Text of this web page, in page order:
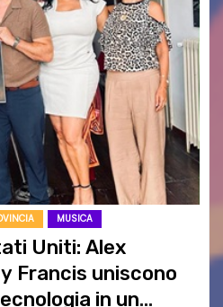
MUSICA
Uniti: Alex
Francis uniscono
in un